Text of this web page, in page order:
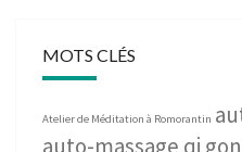
MOTS CLÉS
Atelier de Méditation à Romorantin
auto-massage qi